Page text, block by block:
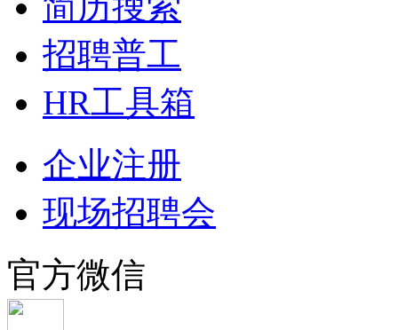
招聘普工
HR工具箱
企业注册
现场招聘会
官方微信